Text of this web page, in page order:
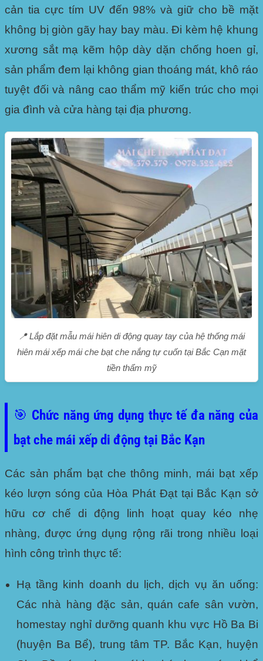
cản tia cực tím UV đến 98% và giữ cho bề mặt
không bị giòn gãy hay bay màu. Đi kèm hệ khung
xương sắt mạ kẽm hộp dày dặn chống hoen gỉ,
sản phẩm đem lại không gian thoáng mát, khô ráo
tuyệt đối và nâng cao thẩm mỹ kiến trúc cho mọi
gia đình và cửa hàng tại địa phương.
📍 Lắp đặt mẫu mái hiên di động quay tay của hệ thống mái
hiên mái xếp mái che bạt che nắng tự cuốn tại Bắc Cạn mặt
tiền thẩm mỹ
🎯 Chức năng ứng dụng thực tế đa năng của
bạt che mái xếp di động tại Bắc Kạn
Các sản phẩm bạt che thông minh, mái bạt xếp
kéo lượn sóng của Hòa Phát Đạt tại Bắc Kạn sở
hữu cơ chế di động linh hoạt quay kéo nhẹ
nhàng, được ứng dụng rộng rãi trong nhiều loại
hình công trình thực tế:
Hạ tầng kinh doanh du lịch, dịch vụ ăn uống:
Các nhà hàng đặc sản, quán cafe sân vườn,
homestay nghỉ dưỡng quanh khu vực Hồ Ba Bi
(huyện Ba Bể), trung tâm TP. Bắc Kạn, huyện